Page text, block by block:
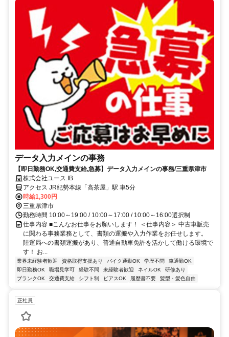
データ入力メインの事務
【即日勤務OK,交通費支給,急募】データ入力メインの事務/三重県津市
株式会社ユース.IB
アクセス JR紀勢本線「高茶屋」駅 車5分
時給1,300円
三重県津市
勤務時間 10:00～19:00 / 10:00～17:00 / 10:00～16:00選択制
仕事内容 ■こんなお仕事をお願いします！ ＜仕事内容＞ 中古車販売
に関わる事務業務として、書類の運搬や入力作業をお任せします。
陸運局への書類運搬があり、普通自動車免許を活かして働ける環境で
す！ お...
業界未経験者歓迎 資格取得支援あり バイク通勤OK 学歴不問
車通勤OK
即日勤務OK
職場見学可 経験不問 未経験者歓迎 ネイルOK
研修あり
ブランクOK
交通費支給 シフト制 ピアスOK 履歴書不要 髪型・髪色自由
正社員